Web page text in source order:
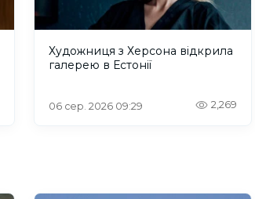
Художниця з Херсона відкрила
галерею в Естонії
06 сер. 2026 09:29 2,269